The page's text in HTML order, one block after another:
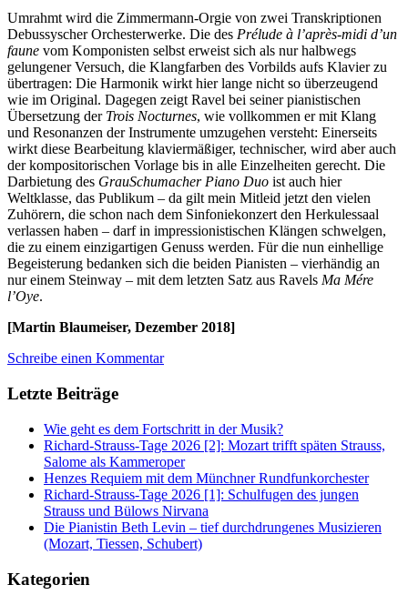
Umrahmt wird die Zimmermann-Orgie von zwei Transkriptionen
Debussyscher Orchesterwerke. Die des Prélude à l’après-midi d’un
faune vom Komponisten selbst erweist sich als nur halbwegs
gelungener Versuch, die Klangfarben des Vorbilds aufs Klavier zu
übertragen: Die Harmonik wirkt hier lange nicht so überzeugend
wie im Original. Dagegen zeigt Ravel bei seiner pianistischen
Übersetzung der Trois Nocturnes, wie vollkommen er mit Klang
und Resonanzen der Instrumente umzugehen versteht: Einerseits
wirkt diese Bearbeitung klaviermäßiger, technischer, wird aber auch
der kompositorischen Vorlage bis in alle Einzelheiten gerecht. Die
Darbietung des GrauSchumacher Piano Duo ist auch hier
Weltklasse, das Publikum – da gilt mein Mitleid jetzt den vielen
Zuhörern, die schon nach dem Sinfoniekonzert den Herkulessaal
verlassen haben – darf in impressionistischen Klängen schwelgen,
die zu einem einzigartigen Genuss werden. Für die nun einhellige
Begeisterung bedanken sich die beiden Pianisten – vierhändig an
nur einem Steinway – mit dem letzten Satz aus Ravels Ma Mére
l’Oye.
[Martin Blaumeiser, Dezember 2018]
Schreibe einen Kommentar
Letzte Beiträge
Wie geht es dem Fortschritt in der Musik?
Richard-Strauss-Tage 2026 [2]: Mozart trifft späten Strauss,
Salome als Kammeroper
Henzes Requiem mit dem Münchner Rundfunkorchester
Richard-Strauss-Tage 2026 [1]: Schulfugen des jungen
Strauss und Bülows Nirvana
Die Pianistin Beth Levin – tief durchdrungenes Musizieren
(Mozart, Tiessen, Schubert)
Kategorien